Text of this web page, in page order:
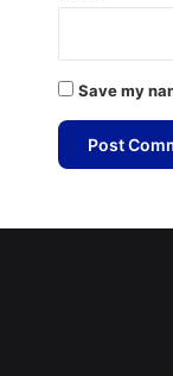
Save my